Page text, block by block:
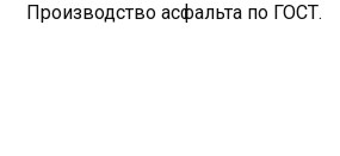
Производство асфальта по ГОСТ.